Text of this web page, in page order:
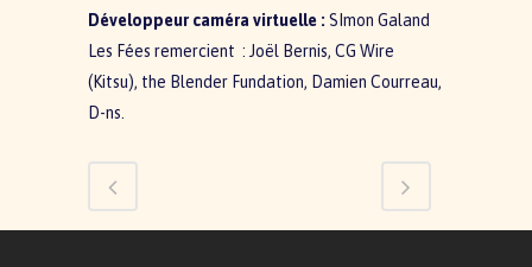
Développeur caméra virtuelle : SImon Galand
Les Fées remercient : Joël Bernis, CG Wire
(Kitsu), the Blender Fundation, Damien Courreau,
D-ns.